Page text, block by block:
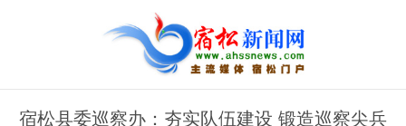
宿松县委巡察办：夯实队伍建设 锻造巡察尖兵